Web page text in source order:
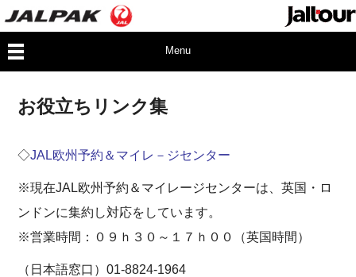
Menu
お役立ちリンク集
◇JAL欧州予約＆マイレ－ジセンター
※現在JAL欧州予約＆マイレージセンターは、英国・ロ
ンドンに集約し対応をしています。
※営業時間：０９ｈ３０～１７ｈ００（英国時間）
（日本語窓口）01-8824-1964